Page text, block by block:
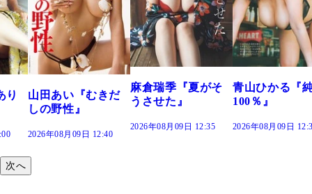
だ
麻倉瑞季『夏がそ
うさせた』
青山ひかる『純度
100％』
2026年08月09日 12:30
溝端 葵『もう
つの、あおい
で。』
2026年08月09日
次へ